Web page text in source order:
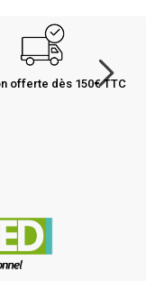
offerte dès 150€ TTC